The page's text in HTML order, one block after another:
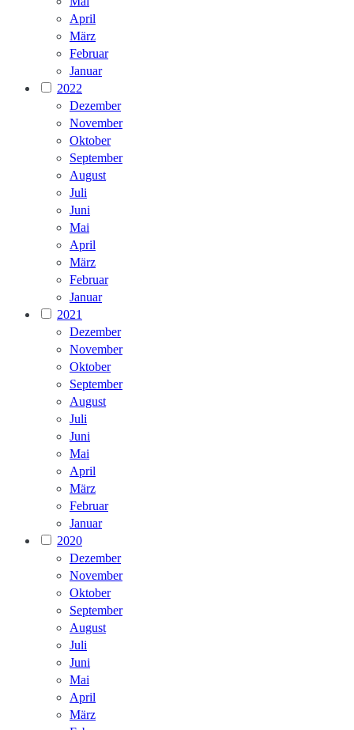
April
März
Februar
Januar
2022
Dezember
November
Oktober
September
August
Juli
Juni
Mai
April
März
Februar
Januar
2021
Dezember
November
Oktober
September
August
Juli
Juni
Mai
April
März
Februar
Januar
2020
Dezember
November
Oktober
September
August
Juli
Juni
Mai
April
März